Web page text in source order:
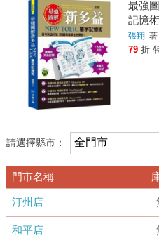
最強
記憶術
張翔 著
79 折
請選擇縣市：
門市名稱
汀州店
和平店